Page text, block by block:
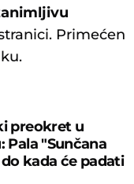
Primećen
preokret u
Pala "Sunčana
kada će padati